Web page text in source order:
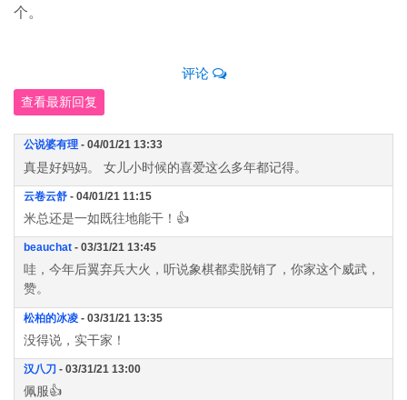
个。
评论
查看最新回复
公说婆有理 - 04/01/21 13:33
真是好妈妈。 女儿小时候的喜爱这么多年都记得。
云卷云舒 - 04/01/21 11:15
米总还是一如既往地能干！👍
beauchat - 03/31/21 13:45
哇，今年后翼弃兵大火，听说象棋都卖脱销了，你家这个威武，
赞。
松柏的冰凌 - 03/31/21 13:35
没得说，实干家！
汉八刀 - 03/31/21 13:00
佩服👍